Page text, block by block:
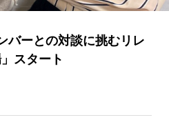
バーとの対談に挑むリレ
スタート